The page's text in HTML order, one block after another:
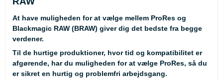
At have muligheden for at vælge mellem ProRes og
Blackmagic RAW (BRAW) giver dig det bedste fra begge
verdener.
Til de hurtige produktioner, hvor tid og kompatibilitet er
afgørende, har du muligheden for at vælge ProRes, så du
er sikret en hurtig og problemfri arbejdsgang.